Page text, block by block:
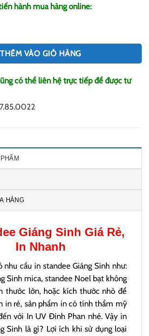
hành mua hàng online:
số lượng
THÊM VÀO GIỎ HÀNG
có thể liên hệ trực tiếp để được tư
HÀNG
Giáng Sinh Giá Rẻ,
In Nhanh
nhu cầu in standee Giáng Sinh như:
Sinh mica, standee Noel bạt không
thước lớn, hoặc kích thước nhỏ để
in rẻ, sản phẩm in có tính thẩm mỹ
với In UV Đinh Phan nhé. Vậy in
Sinh là gì? Lợi ích khi sử dụng loại